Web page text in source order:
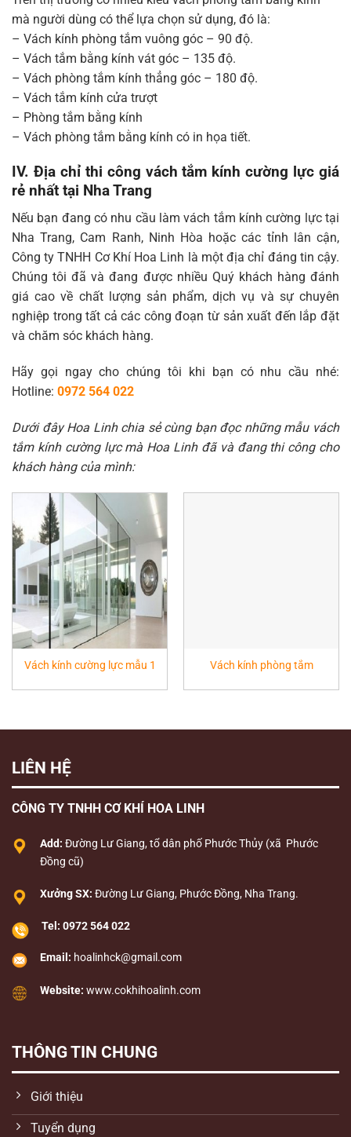
mà người dùng có thể lựa chọn sử dụng, đó là:
– Vách kính phòng tắm vuông góc – 90 độ.
– Vách tắm bằng kính vát góc – 135 độ.
– Vách phòng tắm kính thẳng góc – 180 độ.
– Vách tắm kính cửa trượt
– Phòng tắm bằng kính
– Vách phòng tắm bằng kính có in họa tiết.
IV. Địa chỉ thi công vách tắm kính cường lực giá
rẻ nhất tại Nha Trang
Nếu bạn đang có nhu cầu làm vách tắm kính cường lực tại
Nha Trang, Cam Ranh, Ninh Hòa hoặc các tỉnh lân cận,
Công ty TNHH Cơ Khí Hoa Linh là một địa chỉ đáng tin cậy.
Chúng tôi đã và đang được nhiều Quý khách hàng đánh
giá cao về chất lượng sản phẩm, dịch vụ và sự chuyên
nghiệp trong tất cả các công đoạn từ sản xuất đến lắp đặt
và chăm sóc khách hàng.
Hãy gọi ngay cho chúng tôi khi bạn có nhu cầu nhé:
Hotline: 0972 564 022
Dưới đây Hoa Linh chia sẻ cùng bạn đọc những mẫu vách
tắm kính cường lực mà Hoa Linh đã và đang thi công cho
khách hàng của mình:
Vách kính cường lực mẫu 1 Vách kính phòng tắm
LIÊN HỆ
CÔNG TY TNHH CƠ KHÍ HOA LINH
Add: Đường Lư Giang, tổ dân phố Phước Thủy (xã Phước
Đồng cũ)
Xưởng SX: Đường Lư Giang, Phước Đồng, Nha Trang.
Tel: 0972 564 022
Email: hoalinhck@gmail.com
Website: www.cokhihoalinh.com
THÔNG TIN CHUNG
Giới thiệu
Tuyển dụng